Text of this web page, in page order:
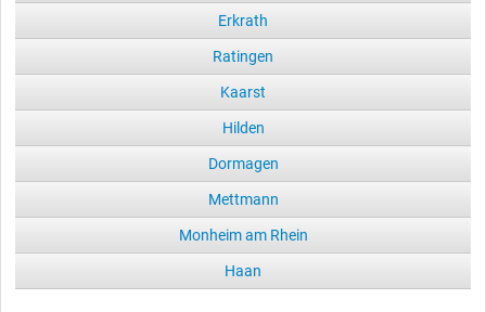
Erkrath
Ratingen
Kaarst
Hilden
Dormagen
Mettmann
Monheim am Rhein
Haan